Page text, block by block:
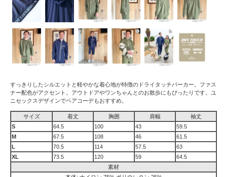
すっきりしたシルエットと軽やかな着心地が特徴のドライタッチパーカー。ファス
ナー配色がアクセント。アウトドアやワンちゃんとのお散歩にもぴったりです。ユ
ニセックスデザインでペアコーデもおすすめ。
サイズ 着丈 胸囲 肩幅
袖丈
S
64.5 100 43
59.5
M
67.5 108 46
61.5
L
70.5 114 57.5
63
XL
73.5 120 59
64.5
素材